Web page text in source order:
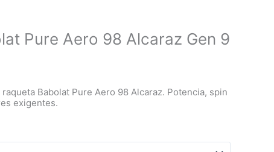
Pure Aero 98 Alcaraz Gen 9
Babolat Pure Aero 98 Alcaraz. Potencia, spin
exigentes.